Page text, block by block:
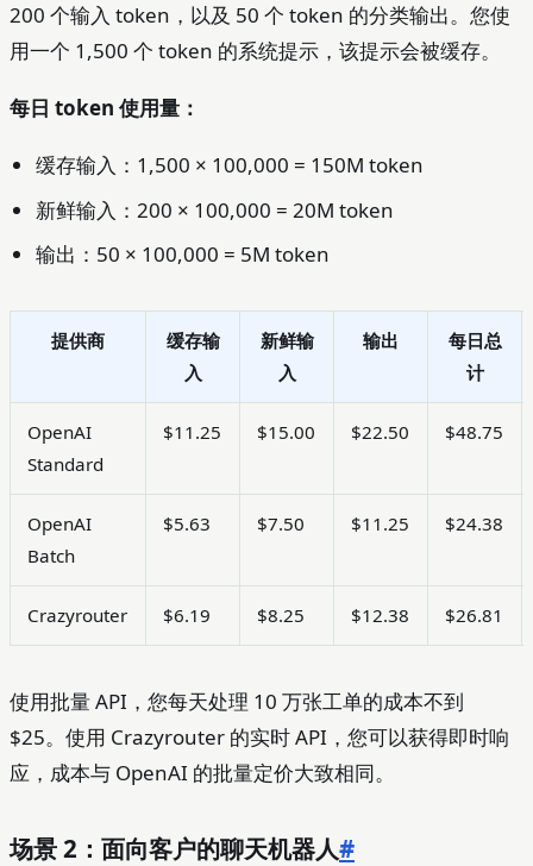
200 个输入 token，以及 50 个 token 的分类输出。您使
用一个 1,500 个 token 的系统提示，该提示会被缓存。
每日 token 使用量：
缓存输入：1,500 × 100,000 = 150M token
新鲜输入：200 × 100,000 = 20M token
输出：50 × 100,000 = 5M token
提供商
缓存输
入
新鲜输
入
输出
每日总
计
OpenAI
Standard
$11.25 $15.00 $22.50 $48.75
OpenAI
Batch
$5.63 $7.50 $11.25 $24.38
Crazyrouter $6.19 $8.25 $12.38 $26.81
使用批量 API，您每天处理 10 万张工单的成本不到
$25。使用 Crazyrouter 的实时 API，您可以获得即时响
应，成本与 OpenAI 的批量定价大致相同。
场景 2：面向客户的聊天机器人#